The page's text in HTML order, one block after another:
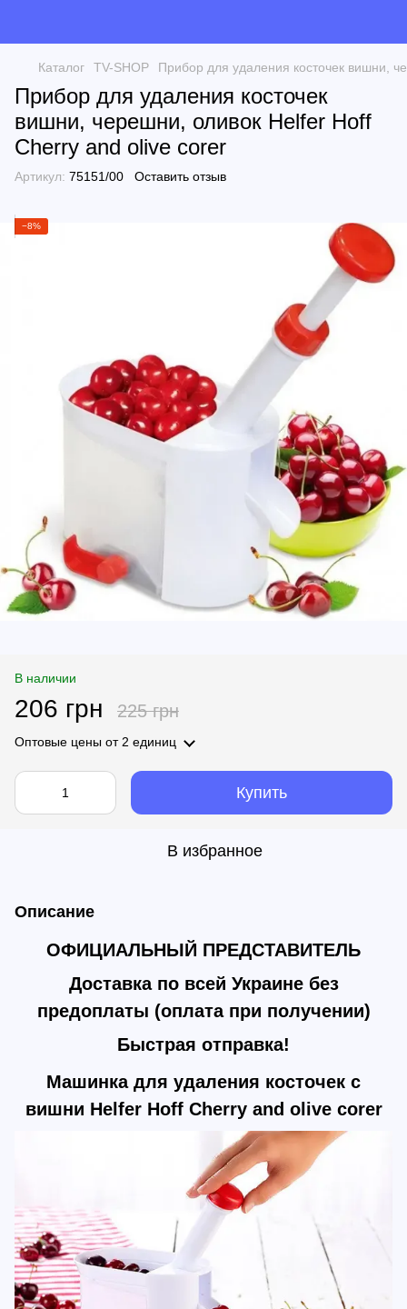
Каталог TV-SHOP Прибор для удаления косточек вишни,
Прибор для удаления косточек
вишни, черешни, оливок Helfer Hoff
Cherry and olive corer
Артикул: 75151/00 Оставить отзыв
−8%
В наличии
206 грн 225 грн
Оптовые цены от 2 единиц
Купить
В избранное
Описание
ОФИЦИАЛЬНЫЙ ПРЕДСТАВИТЕЛЬ
Доставка по всей Украине без
предоплаты (оплата при получении)
Быстрая отправка!
Машинка для удаления косточек с
вишни Helfer Hoff Cherry and olive corer